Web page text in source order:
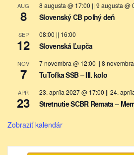
AUG
8
8 augusta @ 17:00 || 9 augusta @
Slovenský CB poľný deň
SEP
12
08:00 || 16:00
Slovenská Ľupča
NOV
7
7 novembra @ 12:00 || 8
TuTofka SSB – III. kolo
APR
23
23. apríla 2027 @ 17:00 || 24.
Stretnutie SCBR Remata –
Zobraziť kalendár